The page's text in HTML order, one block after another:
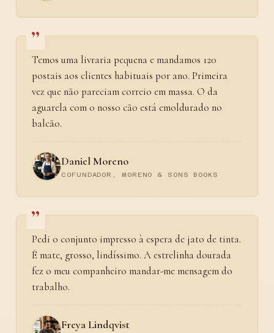
Temos uma livraria pequena e mandamos 120
postais aos clientes habituais por ano. Primeira
vez que não pareciam correio em massa. O da
aguarela com o nosso cão está emoldurado no
balcão.
Daniel Moreno
COFUNDADOR, MORENO & SONS BOOKS
Pedi o conjunto impresso à espera de jato de tinta.
É mate, grosso, lindíssimo. A estrelinha dourada
fez o meu companheiro mandar-me mensagem do
trabalho.
Freya Lindqvist